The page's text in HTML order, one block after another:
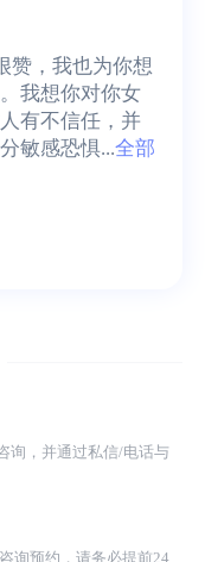
赞，我也为你想
我想你对你女
有不信任，并
敏感恐惧...全部
询，并通过私信/电话与
询预约，请务必提前24